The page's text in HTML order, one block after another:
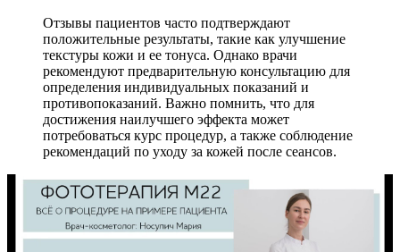
Отзывы пациентов часто подтверждают
положительные результаты, такие как улучшение
текстуры кожи и ее тонуса. Однако врачи
рекомендуют предварительную консультацию для
определения индивидуальных показаний и
противопоказаний. Важно помнить, что для
достижения наилучшего эффекта может
потребоваться курс процедур, а также соблюдение
рекомендаций по уходу за кожей после сеансов.